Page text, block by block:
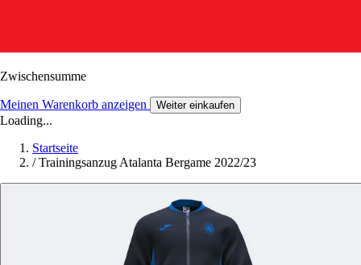
Zwischensumme
Meinen Warenkorb anzeigen Weiter einkaufen
Loading...
Startseite
/ Trainingsanzug Atalanta Bergame 2022/23